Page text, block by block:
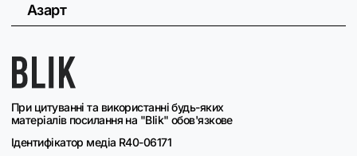
При цитуванні та використанні будь-яких
матеріалів посилання на "Blik" обов'язкове
Ідентифікатор медіа R40-06171
Азарт